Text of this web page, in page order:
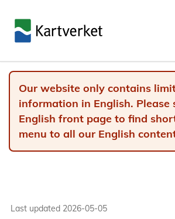
Our website only contains
information in English. Please
English front page to find
menu to all our English
Last updated 2026-05-05